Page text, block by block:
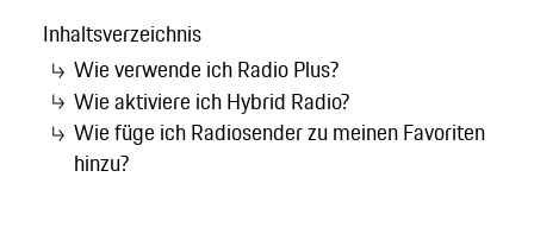
Inhaltsverzeichnis
Wie verwende ich Radio Plus?
Wie aktiviere ich Hybrid Radio?
Wie füge ich Radiosender zu meinen Favoriten
hinzu?